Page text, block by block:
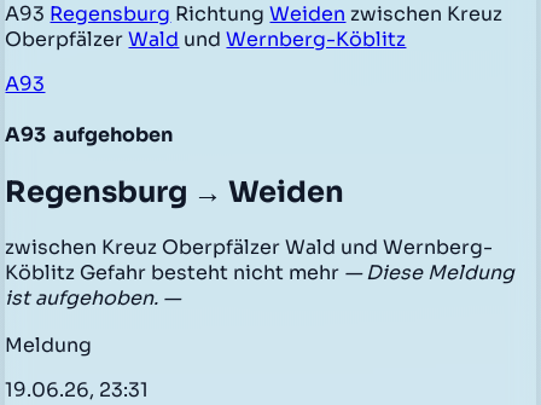
A93 Regensburg RichtungWeiden zwischen Kreuz
OberpfälzerWald undWernberg-Köblitz
A93
A93 aufgehoben
Regensburg → Weiden
zwischen Kreuz Oberpfälzer Wald und Wernberg-
Köblitz Gefahr besteht nicht mehr — Diese Meldung
ist aufgehoben. —
Meldung
19.06.26, 23:31